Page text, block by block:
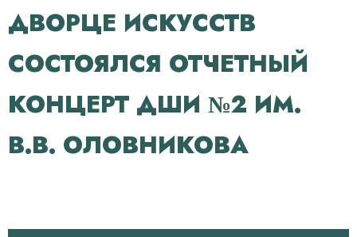
ДВОРЦЕ ИСКУССТВ
СОСТОЯЛСЯ ОТЧЕТНЫЙ
КОНЦЕРТ ДШИ №2 ИМ.
В.В. ОЛОВНИКОВА